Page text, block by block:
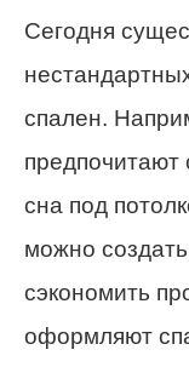
Сегодня
спален.
предпочитают
сна под
можно
сэкономить
оформляют